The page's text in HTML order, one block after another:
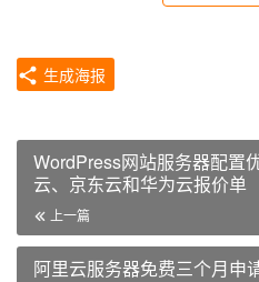
生成海报
WordPress网站服务器配置
云、京东云和华为云报价单
上一篇
阿里云服务器免费三个月申